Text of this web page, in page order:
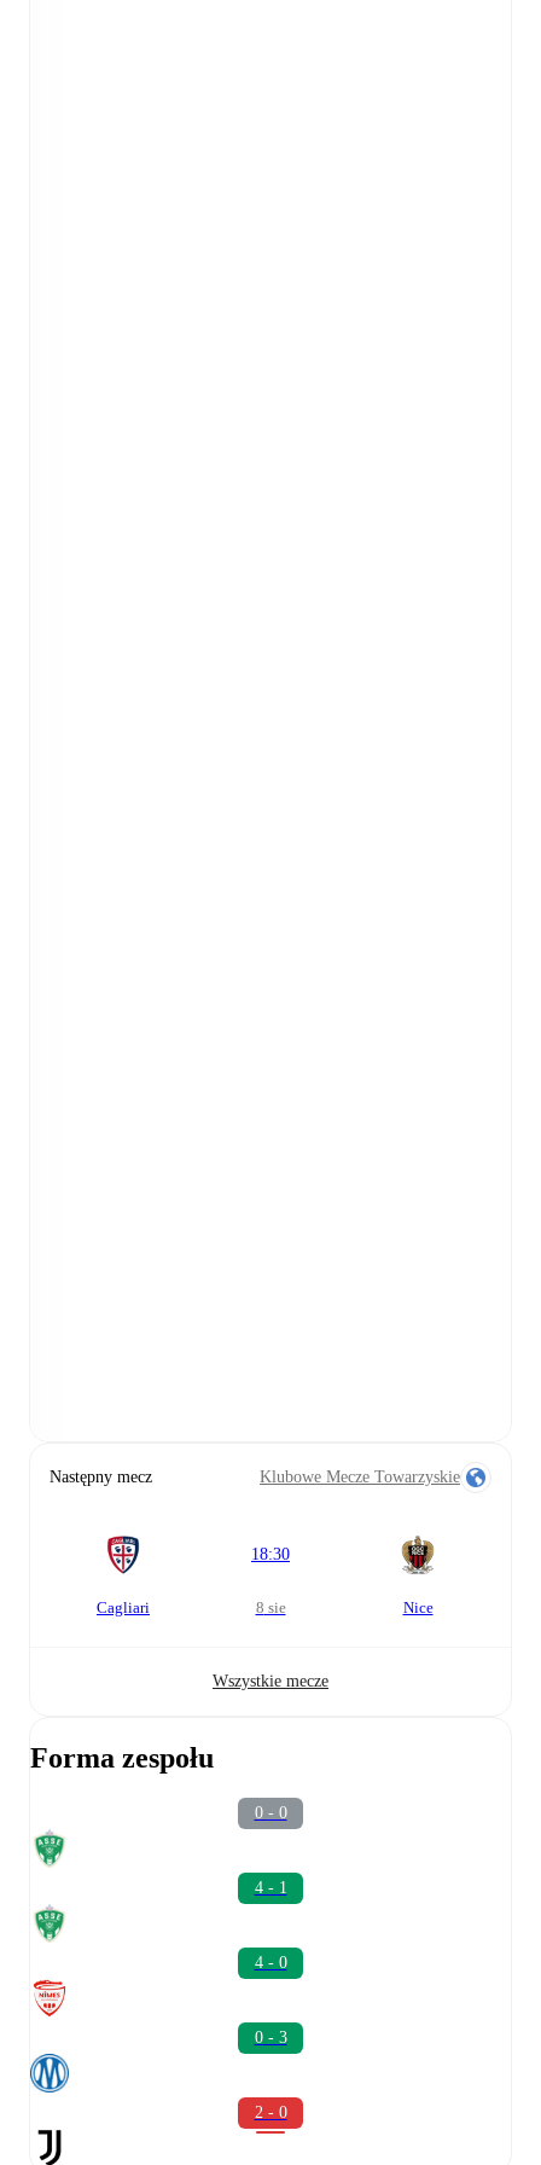
Następny mecz Klubowe Mecze Towarzyskie
Cagliari
18:30
8 sie Nice
Wszystkie mecze
Forma zespołu
0 - 0
4 - 1
4 - 0
0 - 3
2 - 0